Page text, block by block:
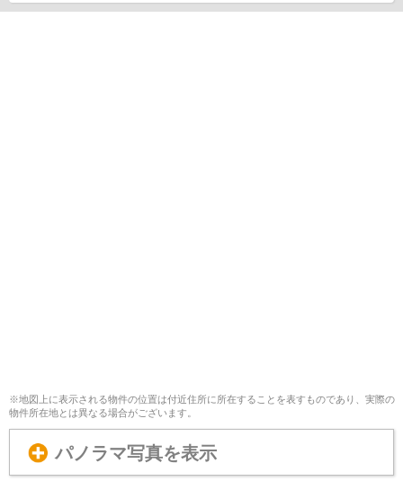
※地図上に表示される物件の位置は付近住所に所在することを表すものであり、実際の
物件所在地とは異なる場合がございます。
パノラマ写真を表示